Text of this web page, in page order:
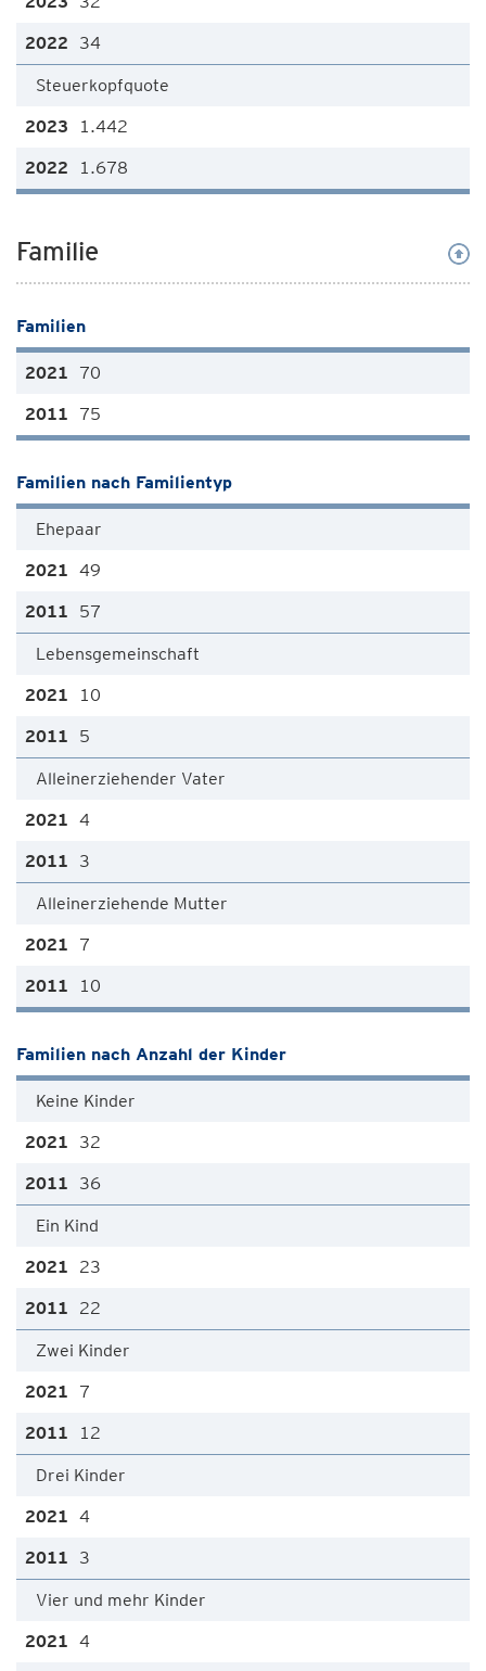
34
Steuerkopfquote
1.442
1.678
Familie
Familien
70
75
Familien nach Familientyp
Ehepaar
49
57
Lebensgemeinschaft
10
5
Alleinerziehender Vater
4
3
Alleinerziehende Mutter
7
10
Familien nach Anzahl der Kinder
Keine Kinder
32
36
Ein Kind
23
22
Zwei Kinder
7
12
Drei Kinder
4
3
Vier und mehr Kinder
4